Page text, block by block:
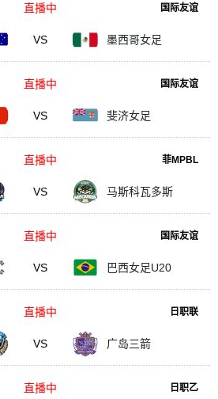
国际友谊
VS 墨西哥女足
直播中
国际友谊
VS 斐济女足
直播中
菲MPBL
VS 马斯科瓦多斯
直播中
国际友谊
VS 巴西女足U20
直播中
日职联
VS 广岛三箭
直播中
日职乙
直播中